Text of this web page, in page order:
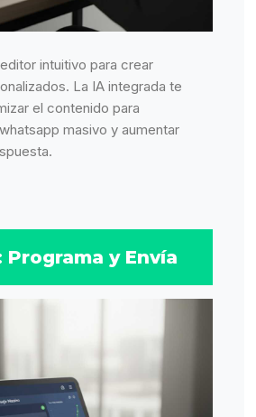
intuitivo para crear
La IA integrada te
el contenido para
masivo y aumentar
Programa y Envía